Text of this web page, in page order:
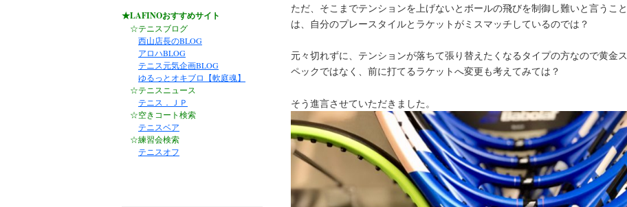
ただ、そこまでテンションを上げないとボールの飛びを制御し難いと言うこと
は、自分のプレースタイルとラケットがミスマッチしているのでは？
元々切れずに、テンションが落ちて張り替えたくなるタイプの方なので黄金ス
ペックではなく、前に打てるラケットへ変更も考えてみては？
そう進言させていただきました。
★LAFINOおすすめサイト
☆テニスブログ
西山店長のBLOG
アロハBLOG
テニス元気企画BLOG
ゆるっとオキブロ【軟庭魂】
☆テニスニュース
テニス．ＪＰ
☆空きコート検索
テニスベア
☆練習会検索
テニスオフ